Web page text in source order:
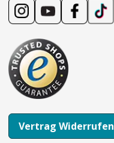
Vertrag Widerrufen